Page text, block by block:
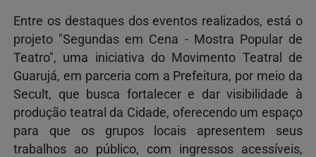
Entre os destaques dos eventos realizados, está o
projeto "Segundas em Cena - Mostra Popular de
Teatro", uma iniciativa do Movimento Teatral de
Guarujá, em parceria com a Prefeitura, por meio da
Secult, que busca fortalecer e dar visibilidade à
produção teatral da Cidade, oferecendo um espaço
para que os grupos locais apresentem seus
trabalhos ao público, com ingressos acessíveis,